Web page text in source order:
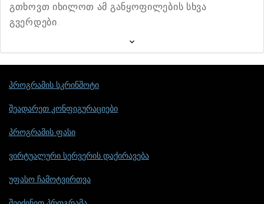
გთხოვთ იხილოთ ამ განყოფილების სხვა
გვერდები.
პროგრამის სკრინშოტი
შეადარეთ კონფიგურაციები
პროგრამის ფასი
ვირტუალური სერვერის დაქირავება
უფასო ჩამოტვირთვა